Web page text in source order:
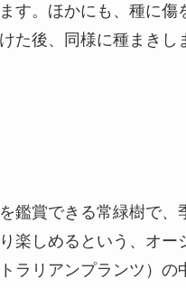
す。ほかにも、種に傷
た後、同様に種まきし
鑑賞できる常緑樹で、
楽しめるという、オー
トラリアンプランツ）の